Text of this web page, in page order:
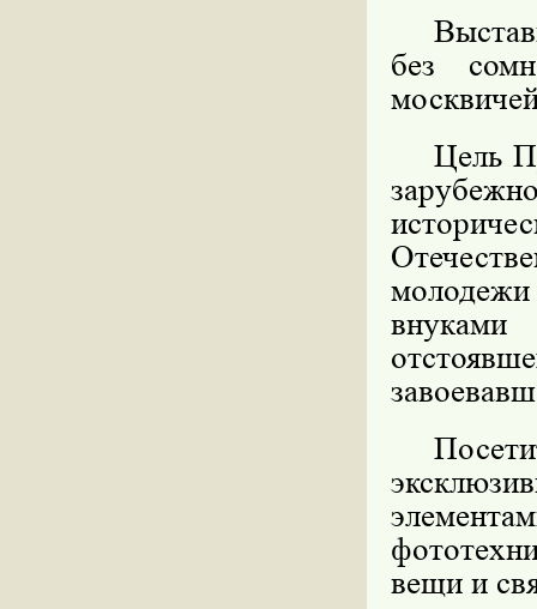
без
Цель
молодежи
вещи и